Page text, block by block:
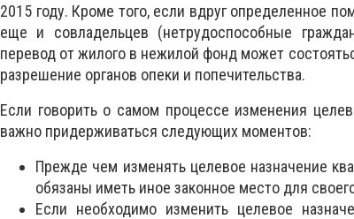
2015 году. Кроме того, если вдруг определенное
еще и совладельцев (нетрудоспособные
перевод от жилого в нежилой фонд может
разрешение органов опеки и попечительства.
Если говорить о самом процессе изменения
важно придерживаться следующих моментов:
Прежде чем изменять целевое назначение
обязаны иметь иное законное место для
Если необходимо изменить целевое